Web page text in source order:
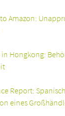
Amazon:
in Hongkong:
Report:
eines